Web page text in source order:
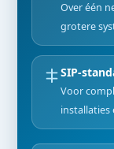
Over één
grotere
SIP-
Voor
installaties